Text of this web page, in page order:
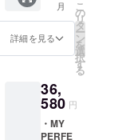
ムは、
追加栄
養素３
す。
Campfi
メール
診断か
ら商品
をご選
DNA検
査(初回
のみ検
査料
任意の
商品を
サイト
からお
選びい
ます。
・
シェー
カー１
月
詳細を見る
こ
の
リ
タ
ー
ン
を
選
択
す
る
36,
580 円
・MY
PERFE